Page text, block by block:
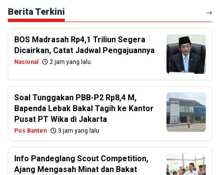
Berita Terkini
BOS Madrasah Rp4,1 Triliun Segera
Dicairkan, Catat Jadwal Pengajuannya
Nasional 2 jam yang lalu
Soal Tunggakan PBB-P2 Rp8,4 M,
Bapenda Lebak Bakal Tagih ke Kantor
Pusat PT Wika di Jakarta
Pos Banten 3 jam yang lalu
Info Pandeglang Scout Competition,
Ajang Mengasah Minat dan Bakat